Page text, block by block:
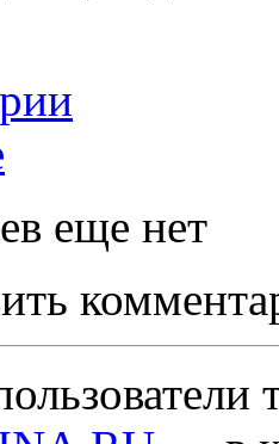
еще нет